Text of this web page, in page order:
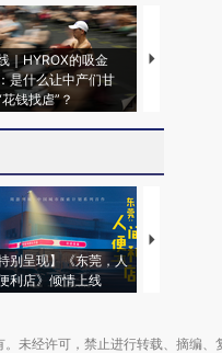
｜HYROX的吸金
是什么让中产们甘
钱找虐”？
马航飞行员
特别呈现】《东莞，人
利店》倾情上线
【推广】走
未经许可，禁止进行转载、摘编、